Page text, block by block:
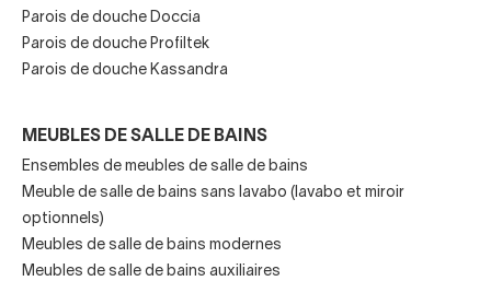
où l'eau doit sortir. Ce deuxième type, qui peut
également avoir un design attrayant, est
couramment utilisé dans de nombreux foyers où la
douche. Pour ces cas, un robinet de baignoire et
certains cas, ils peuvent même être équipés d'un
pommeau de douche supérieur.
Parois de douche Doccia
Parois de douche Profiltek
Parois de douche Kassandra
MEUBLES DE SALLE DE BAINS
Ensembles de meubles de salle de bains
Meuble de salle de bains sans lavabo (lavabo et miroir
optionnels)
Meubles de salle de bains modernes
Meubles de salle de bains auxiliaires